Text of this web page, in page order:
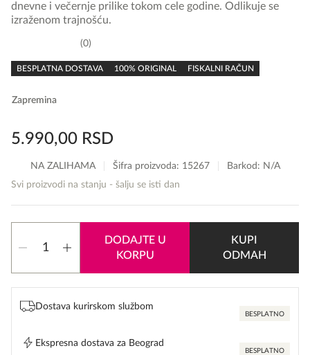
rating
0
BESPLATNA DOSTAVA 100% ORIGINAL FISKALNI RAČUN
dnevne i večernje prilike tokom cele godine. Odlikuje se
izraženom trajnošću.
Zapremina
5.990,00 RSD
NA ZALIHAMA Šifra proizvoda: 15267
Barkod: N/A
Svi proizvodi na stanju - šalju se isti dan
Guilty
Femme
količina
DODAJTE U
KORPU
KUPI
ODMAH
Dostava kurirskom službom
BESPLATNO
Ekspresna dostava za Beograd
BESPLATNO